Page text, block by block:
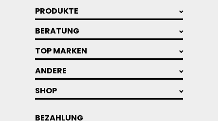
PRODUKTE
BERATUNG
TOP MARKEN
ANDERE
SHOP
BEZAHLUNG